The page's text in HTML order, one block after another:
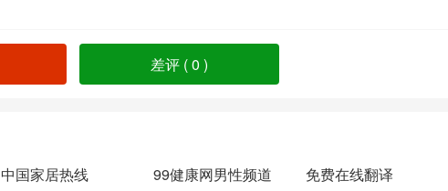
差评 (0 )
中国家居热线 99健康网男性频道
免费在线翻译